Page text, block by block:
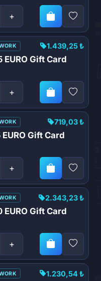
+
Gift Card
+
1.439,25 ₺
Gift Card
+
719,03 ₺
Gift Card
+
2.343,23 ₺
1.230,54 ₺